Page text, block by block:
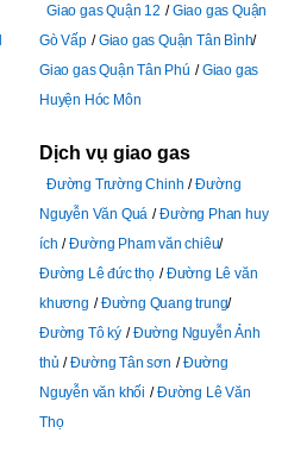
Giao gas Quận 12
Giao gas Quận
Gò Vấp
Giao gas Quận Tân Bình
Giao gas Quận Tân Phú
Giao gas
Huyện Hóc Môn
Dịch vụ giao gas
Đường Trường Chinh
Đường
Nguyễn Văn Quá
Đường Phan huy
ích
Đường Pham văn chiêu
Đường Lê đức thọ
Đường Lê văn
khương
Đường Quang trung
Đường Tô ký
Đường Nguyễn Ảnh
thủ
Đường Tân sơn
Đường
Nguyễn văn khối
Đường Lê Văn
Thọ